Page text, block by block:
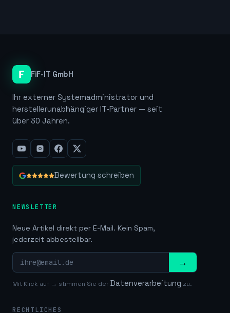
FiF-IT GmbH
Ihr externer Systemadministrator und
herstellerunabhängiger IT-Partner — seit
über 30 Jahren.
Bewertung schreiben
NEWSLETTER
Neue Artikel direkt per E-Mail. Kein Spam,
jederzeit abbestellbar.
→
Mit Klick auf → stimmen Sie der Datenverarbeitung zu.
RECHTLICHES